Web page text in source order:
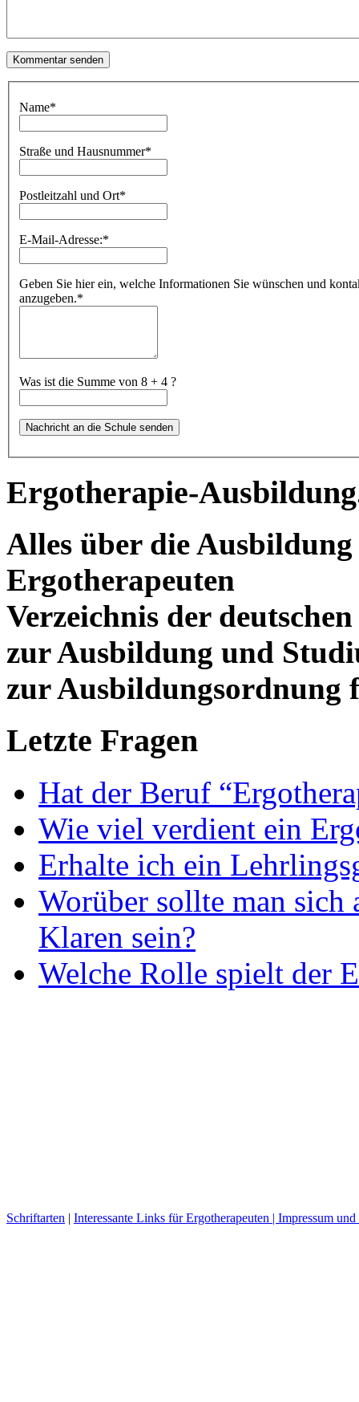
Name*
Straße und Hausnummer*
Postleitzahl und Ort*
E-Mail-Adresse:*
Geben Sie hier ein, welche Informationen Sie wünschen und
anzugeben.*
Was ist die Summe von 8 + 4 ?
Ergotherapie-
Alles über die
Ergotherapeuten
Verzeichnis der
zur Ausbildung und
zur Ausbildungsordnung
Letzte Fragen
Hat der Beruf
Wie viel verdient ein
Erhalte ich ein
Worüber sollte man sich
Klaren sein?
Welche Rolle spielt der
Schriftarten | Interessante Links für Ergotherapeuten | Impressum